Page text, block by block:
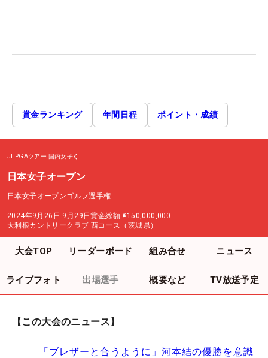
賞金ランキング 年間日程 ポイント・成績
JLPGAツアー 国内女子
日本女子オープン
日本女子オープンゴルフ選手権
2024年9月26日-9月29日賞金総額 ¥150,000,000
大利根カントリークラブ 西コース（茨城県）
大会TOP リーダーボード 組み合せ ニュース
ライブフォト 出場選手 概要など TV放送予定
【この大会のニュース】
「ブレザーと合うように」河本結の優勝を意識